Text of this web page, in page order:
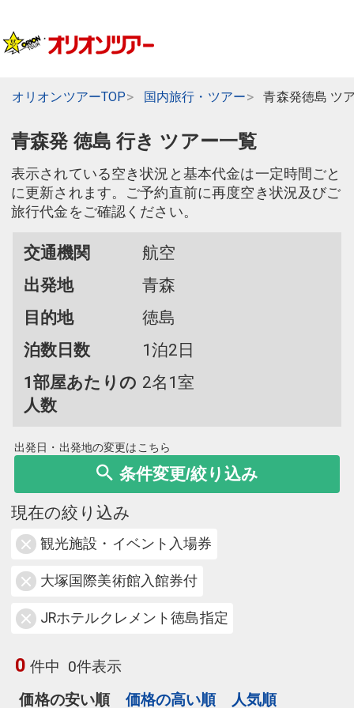
オリオンツアーTOP 国内旅行・ツアー 青森発徳島 ツ
青森発 徳島 行き ツアー一覧
表示されている空き状況と基本代金は一定時間ごと
に更新されます。ご予約直前に再度空き状況及びご
旅行代金をご確認ください。
交通機関
航空
出発地
青森
目的地
徳島
泊数日数
1泊2日
1部屋あたりの
人数
2名1室
出発日・出発地の変更はこちら
条件変更/絞り込み
現在の絞り込み
観光施設・イベント入場券
大塚国際美術館入館券付
JRホテルクレメント徳島指定
0 件中 0件表示
価格の安い順
価格の高い順 人気順